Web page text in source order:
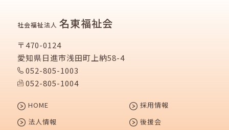
社会福祉法人 名東福祉会
〒470-0124
愛知県日進市浅田町上納58-4
052-805-1003
052-805-1004
HOME
法人情報
採用情報
後援会